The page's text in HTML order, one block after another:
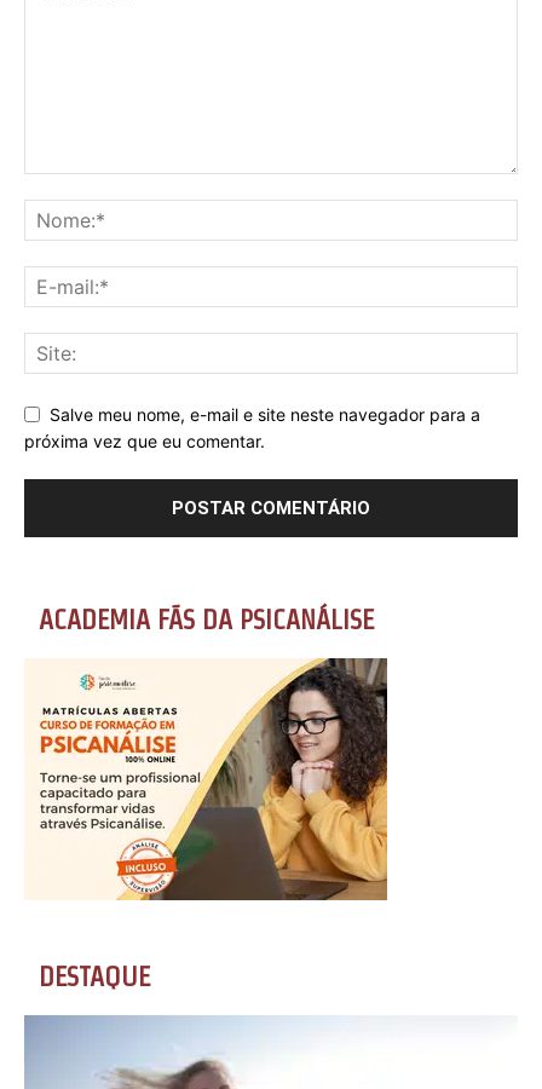
Salve meu nome, e-mail e site neste navegador para a
próxima vez que eu comentar.
ACADEMIA FÃS DA PSICANÁLISE
DESTAQUE